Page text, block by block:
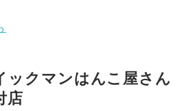
ックマンはんこ屋さん
店